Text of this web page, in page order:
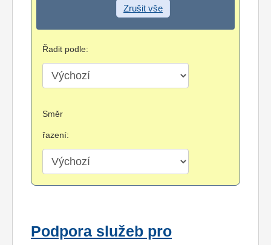
Zrušit vše
Řadit podle:
Směr
řazení:
Podpora služeb pro